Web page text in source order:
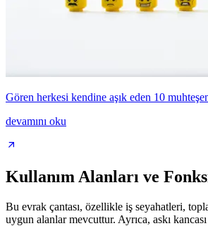
Gören herkesi kendine aşık eden 10
devamını oku
Kullanım Alanları ve
Bu evrak çantası, özellikle iş seyahatleri,
uygun alanlar mevcuttur. Ayrıca, askı